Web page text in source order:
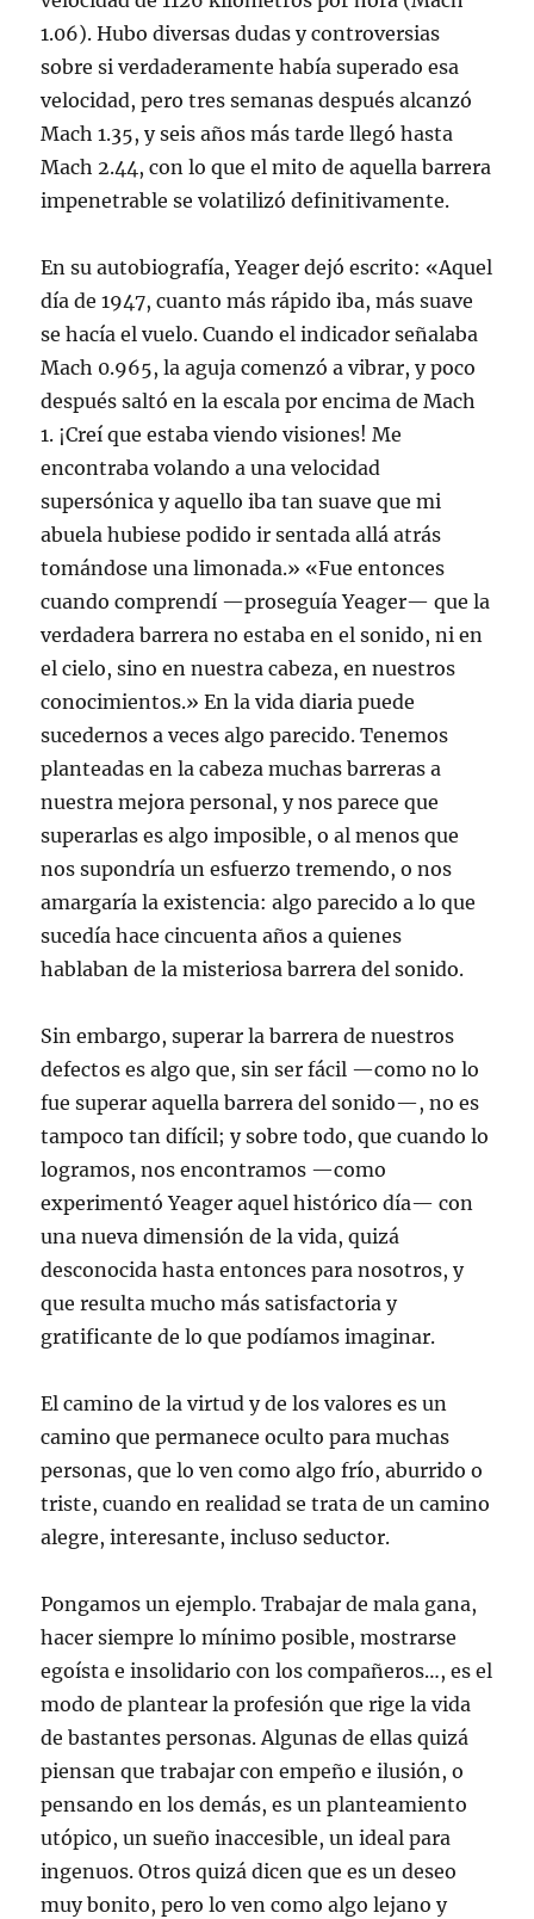
1.06). Hubo diversas dudas y controversias
sobre si verdaderamente había superado esa
velocidad, pero tres semanas después alcanzó
Mach 1.35, y seis años más tarde llegó hasta
Mach 2.44, con lo que el mito de aquella barrera
impenetrable se volatilizó definitivamente.
En su autobiografía, Yeager dejó escrito: «Aquel
día de 1947, cuanto más rápido iba, más suave
se hacía el vuelo. Cuando el indicador señalaba
Mach 0.965, la aguja comenzó a vibrar, y poco
después saltó en la escala por encima de Mach
1. ¡Creí que estaba viendo visiones! Me
encontraba volando a una velocidad
supersónica y aquello iba tan suave que mi
abuela hubiese podido ir sentada allá atrás
tomándose una limonada.» «Fue entonces
cuando comprendí —proseguía Yeager— que la
verdadera barrera no estaba en el sonido, ni en
el cielo, sino en nuestra cabeza, en nuestros
conocimientos.» En la vida diaria puede
sucedernos a veces algo parecido. Tenemos
planteadas en la cabeza muchas barreras a
nuestra mejora personal, y nos parece que
superarlas es algo imposible, o al menos que
nos supondría un esfuerzo tremendo, o nos
amargaría la existencia: algo parecido a lo que
sucedía hace cincuenta años a quienes
hablaban de la misteriosa barrera del sonido.
Sin embargo, superar la barrera de nuestros
defectos es algo que, sin ser fácil —como no lo
fue superar aquella barrera del sonido—, no es
tampoco tan difícil; y sobre todo, que cuando lo
logramos, nos encontramos —como
experimentó Yeager aquel histórico día— con
una nueva dimensión de la vida, quizá
desconocida hasta entonces para nosotros, y
que resulta mucho más satisfactoria y
gratificante de lo que podíamos imaginar.
El camino de la virtud y de los valores es un
camino que permanece oculto para muchas
personas, que lo ven como algo frío, aburrido o
triste, cuando en realidad se trata de un camino
alegre, interesante, incluso seductor.
Pongamos un ejemplo. Trabajar de mala gana,
hacer siempre lo mínimo posible, mostrarse
egoísta e insolidario con los compañeros…, es el
modo de plantear la profesión que rige la vida
de bastantes personas. Algunas de ellas quizá
piensan que trabajar con empeño e ilusión, o
pensando en los demás, es un planteamiento
utópico, un sueño inaccesible, un ideal para
ingenuos. Otros quizá dicen que es un deseo
muy bonito, pero lo ven como algo lejano y